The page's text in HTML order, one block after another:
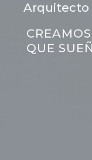
Arquitecto
QUE